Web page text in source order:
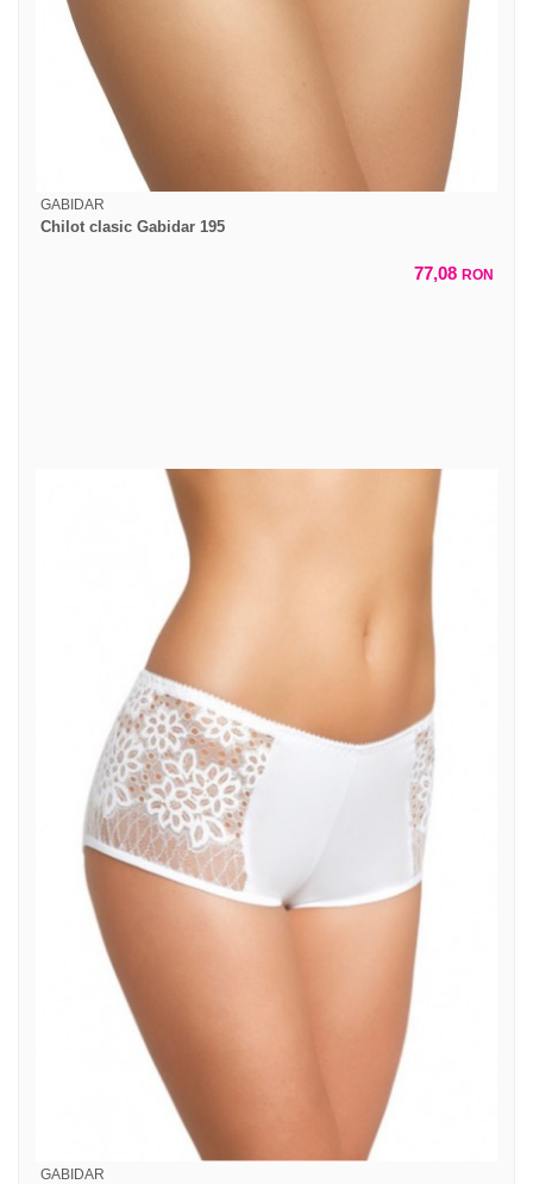
GABIDAR
Chilot clasic Gabidar 195
77,08 RON
GABIDAR